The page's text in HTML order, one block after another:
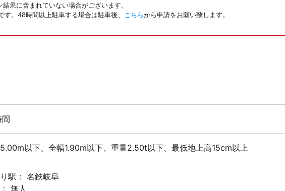
果に含まれていない場合がございます。
。48時間以上駐車する場合は駐車後、
こちらから申請をお願い致します。
以下、全幅1.90m以下、重量2.50t以下、最低地上高15cm以上
駅： 名鉄岐阜
無人